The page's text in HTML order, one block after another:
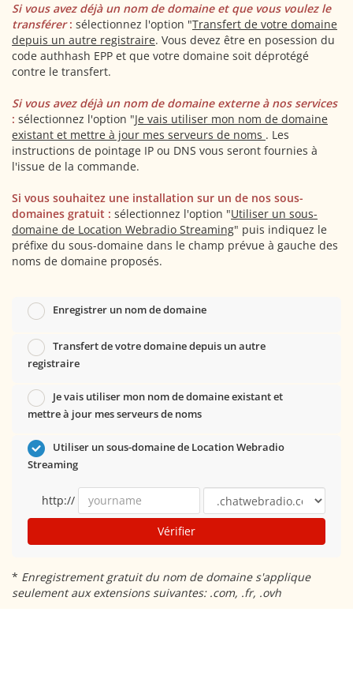
Si vous avez déjà un nom de domaine et que vous voulez le
transférer: sélectionnez l'option "Transfert de votre domaine
depuis un autre registraire. Vous devez être en posession du
code authhash EPP et que votre domaine soit déprotégé
contre le transfert.
Si vous avez déjà un nom de domaine externe à nos services
: sélectionnez l'option "Je vais utiliser mon nom de domaine
existant et mettre à jour mes serveurs de noms . Les
instructions de pointage IP ou DNS vous seront fournies à
l'issue de la commande.
Si vous souhaitez une installation sur un de nos sous-
domaines gratuit : sélectionnez l'option "Utiliser un sous-
domaine de Location Webradio Streaming" puis indiquez le
préfixe du sous-domaine dans le champ prévue à gauche des
noms de domaine proposés.
Enregistrer un nom de domaine
Transfert de votre domaine depuis un autre
registraire
Je vais utiliser mon nom de domaine existant et
mettre à jour mes serveurs de noms
Utiliser un sous-domaine de Location Webradio
Streaming
http://
Vérifier
* Enregistrement gratuit du nom de domaine s'applique
seulement aux extensions suivantes: .com, .fr, .ovh